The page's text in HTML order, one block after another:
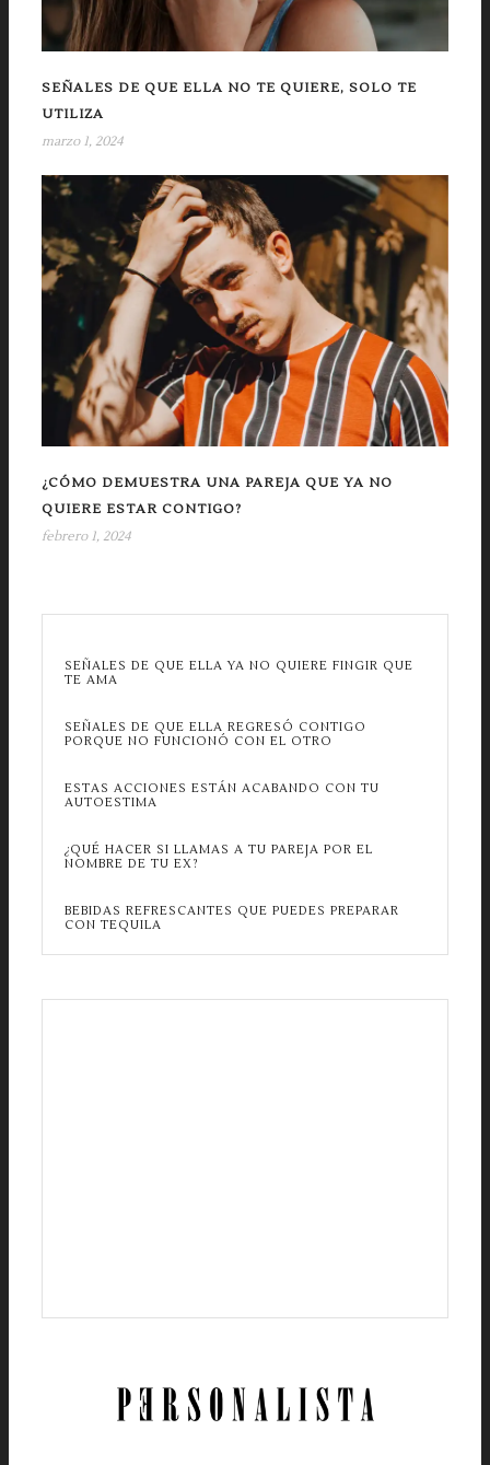
SEÑALES DE QUE ELLA NO TE QUIERE, SOLO TE
UTILIZA
marzo 1, 2024
¿CÓMO DEMUESTRA UNA PAREJA QUE YA NO
QUIERE ESTAR CONTIGO?
febrero 1, 2024
SEÑALES DE QUE ELLA YA NO QUIERE FINGIR QUE
TE AMA
SEÑALES DE QUE ELLA REGRESÓ CONTIGO
PORQUE NO FUNCIONÓ CON EL OTRO
ESTAS ACCIONES ESTÁN ACABANDO CON TU
AUTOESTIMA
¿QUÉ HACER SI LLAMAS A TU PAREJA POR EL
NOMBRE DE TU EX?
BEBIDAS REFRESCANTES QUE PUEDES PREPARAR
CON TEQUILA